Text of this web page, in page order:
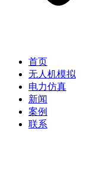
首页
无人机模拟
电力仿真
新闻
案例
联系